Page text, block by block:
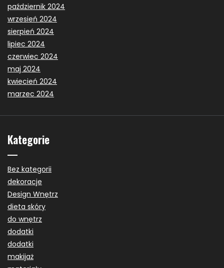
październik 2024
wrzesień 2024
sierpień 2024
lipiec 2024
czerwiec 2024
maj 2024
kwiecień 2024
marzec 2024
Kategorie
Bez kategorii
dekoracje
Design Wnętrz
dieta skóry
do wnętrz
dodatki
dodatki
makijaż